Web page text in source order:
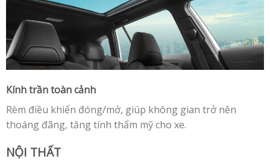
Kính trần toàn cảnh
Rèm điều khiển đóng/mở, giúp không gian trở nên
thoáng đãng, tăng tính thẩm mỹ cho xe.
NỘI THẤT